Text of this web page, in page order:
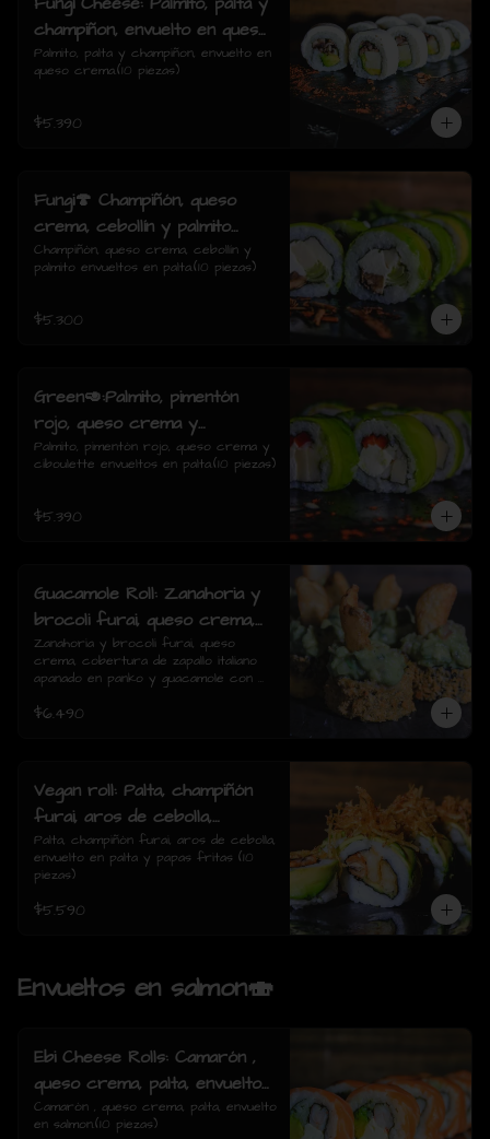
champiñon, envuelto en queso
crema.
Palmito, palta y champiñon, envuelto en
queso crema.(10 piezas)
$5.390
Fungi🍄 Champiñón, queso
crema, cebollín y palmito
envueltos en palta.
Champiñón, queso crema, cebollín y
palmito envueltos en palta.(10 piezas)
$5.300
Green🥑:Palmito, pimentón
rojo, queso crema y
ciboulette envueltos en palta.
Palmito, pimentón rojo, queso crema y
ciboulette envueltos en palta.(10 piezas)
$5.390
Guacamole Roll: Zanahoria y
brocoli furai, queso crema,
cobertura de zapallo italiano
apanado en panko y
(8 piezas)
Zanahoria y brocoli furai, queso
crema, cobertura de zapallo italiano
apanado en panko y guacamole con
$6.490
Vegan roll: Palta, champiñón
furai, aros de cebolla,
envuelto en palta y papas
fritas (10 piezas)
Palta, champiñón furai, aros de cebolla,
envuelto en palta y papas fritas (10
piezas)
$5.590
Envueltos en salmon🍣
Ebi Cheese Rolls: Camarón ,
queso crema, palta, envuelto
en salmon.
Camarón , queso crema, palta, envuelto
en salmon.(10 piezas)